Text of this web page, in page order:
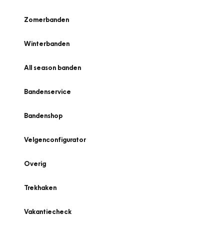
Zomerbanden
Winterbanden
All season banden
Bandenservice
Bandenshop
Velgenconfigurator
Overig
Trekhaken
Vakantiecheck